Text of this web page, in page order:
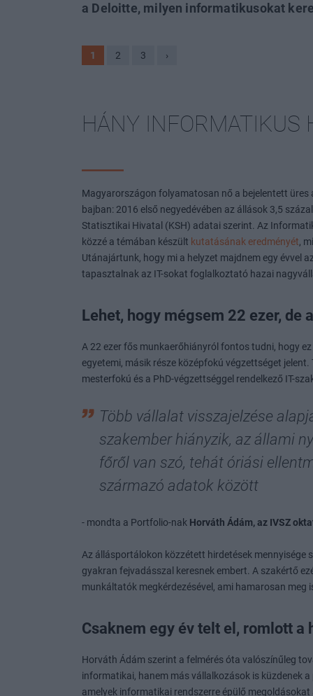
a Deloitte, milyen informatikusokat
1 2 3 ›
HÁNY INFORMATIKUS
Magyarországon folyamatosan nő a bejelentett
bajban: 2016 első negyedévében az állások 3,5
Statisztikai Hivatal (KSH) adatai szerint. Az
közzé a témában készült kutatásának eredményét,
Utánajártunk, hogy mi a helyzet majdnem egy évvel
tapasztalnak az IT-sokat foglalkoztató hazai
Lehet, hogy mégsem 22 ezer, de
A 22 ezer fős munkaerőhiányról fontos tudni, hogy
egyetemi, másik része középfokú végzettséget
mesterfokú és a PhD-végzettséggel rendelkező IT-
Több vállalat visszajelzése
szakember hiányzik, az állami
főről van szó, tehát óriási
származó adatok között
- mondta a Portfolio-nak Horváth Ádám, az IVSZ
Az állásportálokon közzétett hirdetések mennyisége
gyakran fejvadásszal keresnek embert. A szakértő
munkáltatók megkérdezésével, ami hamarosan meg
Csaknem egy év telt el, romlott a
Horváth Ádám szerint a felmérés óta valószínűleg
informatikai, hanem más vállalkozások is küzdenek
amelyek informatikai rendszerre épülő